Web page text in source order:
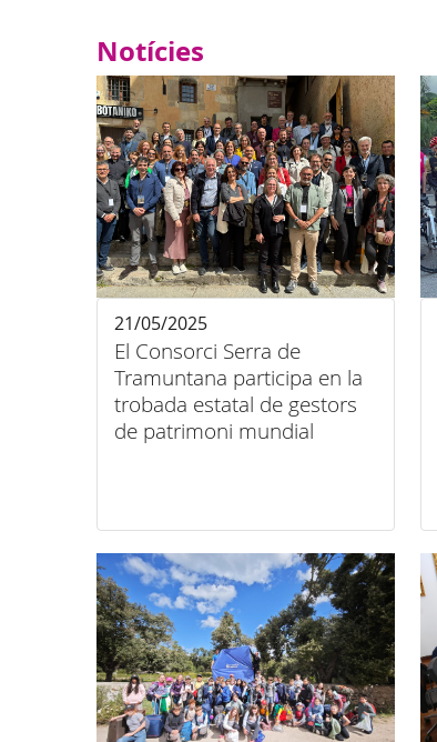
Notícies
El Consorci Serra de
Tramuntana participa en la
trobada estatal de gestors
de patrimoni mundial
21/05/2025